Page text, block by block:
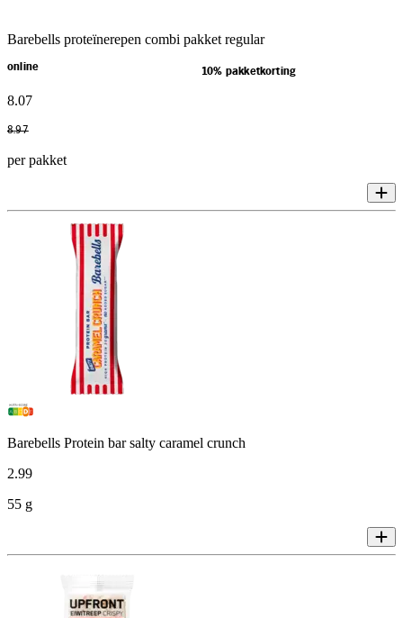
Barebells proteïnerepen combi pakket regular
online 10% pakketkorting
8.07
8.97
per pakket
Barebells Protein bar salty caramel crunch
2.99
55 g